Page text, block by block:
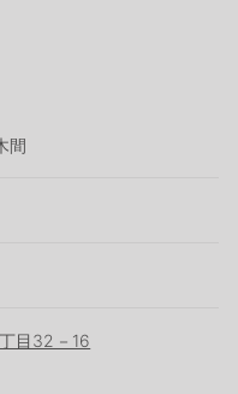
間
目32－16